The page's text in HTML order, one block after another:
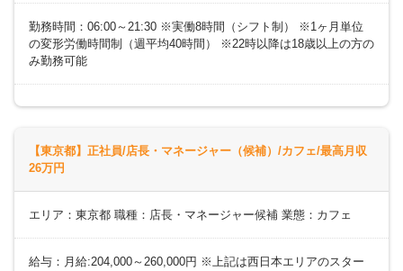
勤務時間：06:00～21:30 ※実働8時間（シフト制） ※1ヶ月単位
の変形労働時間制（週平均40時間） ※22時以降は18歳以上の方の
み勤務可能
【東京都】正社員/店長・マネージャー（候補）/カフェ/最高月収
26万円
エリア：東京都 職種：店長・マネージャー候補 業態：カフェ
給与：月給:204,000～260,000円 ※上記は西日本エリアのスター